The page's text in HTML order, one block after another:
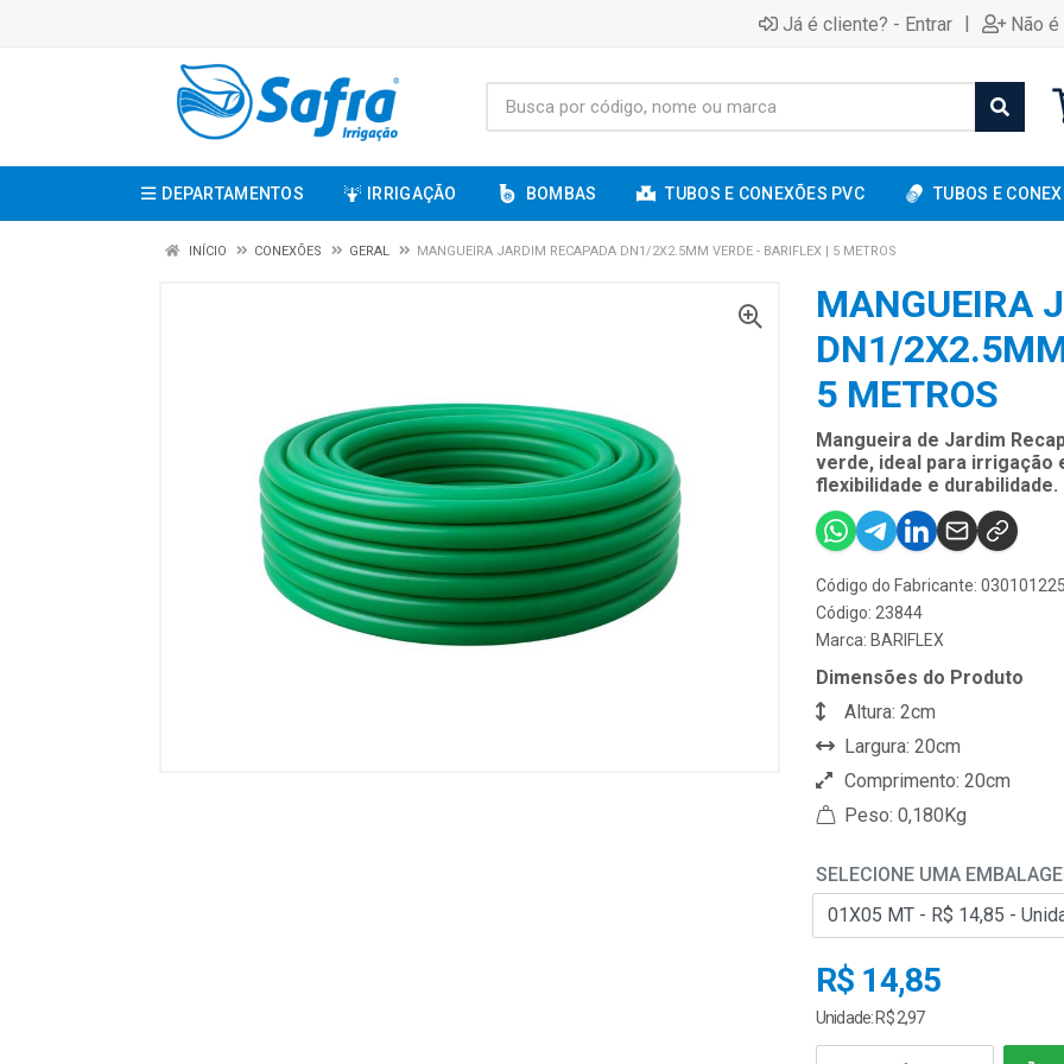
Já é cliente? - Entrar | Não
DEPARTAMENTOS IRRIGAÇÃO BOMBAS TUBOS E CONEXÕES PVC TUBOS E
INÍCIO CONEXÕES GERAL MANGUEIRA JARDIM RECAPADA DN1/2X2.5MM VERDE - BARIFLEX | 5 METROS
MANGUEIRA
DN1/
5 METROS
Mangueira de Jardim
verde, ideal para irrigação
flexibilidade e durabilidade.
Código do Fabricante:
Código: 23844
Marca: BARIFLEX
Dimensões do Produto
Altura: 2cm
Largura: 20cm
Comprimento: 20cm
Peso: 0,180Kg
SELECIONE UMA
R$ 14,85
Unidade: R$ 2,97